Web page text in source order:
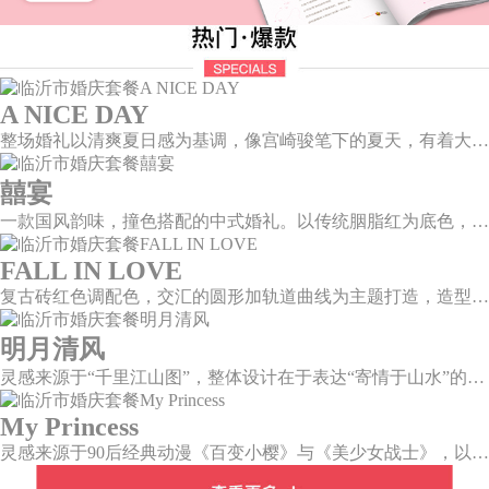
A NICE DAY
整场婚礼以清爽夏日感为基调，像宫崎骏笔下的夏天，有着大朵大朵像棉花糖似的白云，有蔚蓝蔚蓝的天空和青绿青绿的草地，有着童话世界里干净纯洁的美好，有着日系画风下的治愈感。
囍宴
一款国风韵味，撞色搭配的中式婚礼。以传统胭脂红为底色，黛蓝色花鸟点缀其中，热情的红色和低调的古风书画色相辅相成。
FALL IN LOVE
复古砖红色调配色，交汇的圆形加轨道曲线为主题打造，造型灵感寓意两个人的爱情关系像是一个圆,各自有各自的轨迹，却也无时无刻不牵挂着彼此，相互关联又各自圆满。
明月清风
灵感来源于“千里江山图”，整体设计在于表达“寄情于山水”的美感，提炼“千里江山图”中自然山水与人文情调，加以现代化轻奢风格元素，打造一场沉浸式新中式风格主题婚礼。
My Princess
灵感来源于90后经典动漫《百变小樱》与《美少女战士》，以柔美梦幻的马卡龙色系为主色调，融合精灵萌宠与星星魔法阵等元素，为遗落凡间的公主搭建一个召唤王子的舞台。